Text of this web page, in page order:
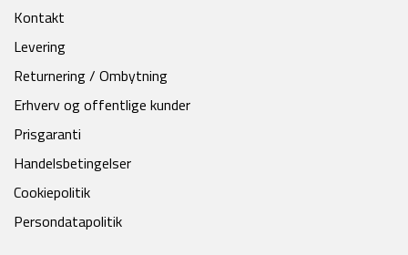
Kontakt
Levering
Returnering / Ombytning
Erhverv og offentlige kunder
Prisgaranti
Handelsbetingelser
Cookiepolitik
Persondatapolitik